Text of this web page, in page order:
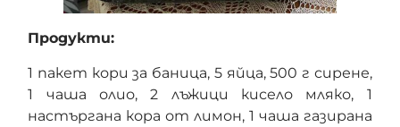
Продукти:
1 пакет кори за баница, 5 яйца, 500 г сирене,
1 чаша олио, 2 лъжици кисело мляко, 1
настъргана кора от лимон, 1 чаша газирана